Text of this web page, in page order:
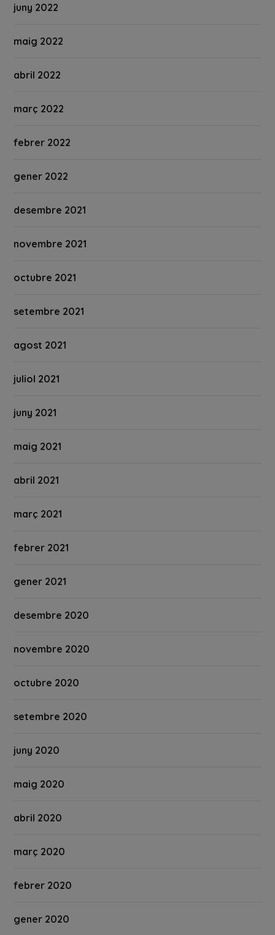
juny 2022
maig 2022
abril 2022
març 2022
febrer 2022
gener 2022
desembre 2021
novembre 2021
octubre 2021
setembre 2021
agost 2021
juliol 2021
juny 2021
maig 2021
abril 2021
març 2021
febrer 2021
gener 2021
desembre 2020
novembre 2020
octubre 2020
setembre 2020
juny 2020
maig 2020
abril 2020
març 2020
febrer 2020
gener 2020